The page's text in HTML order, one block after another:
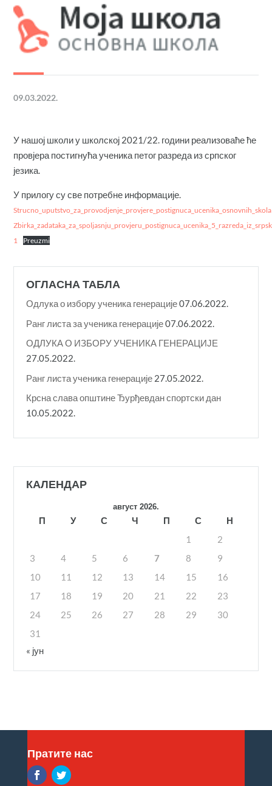
09.03.2022.
У нашој школи у школској 2021/22. години реализоваће ће
провјера постигнућа ученика петог разреда из српског
језика.
У прилогу су све потребне информације.
Strucno_uputstvo_za_provodjenje_provjere_postignuca_ucenika_osnovnih_skola
1
Preuzmi
ОГЛАСНА ТАБЛА
Одлука о избору ученика генерације07.06.2022.
Ранг листа за ученика генерације07.06.2022.
ОДЛУКА О ИЗБОРУ УЧЕНИКА ГЕНЕРАЦИЈЕ
27.05.2022.
Ранг листа ученика генерације 27.05.2022.
Крсна слава општине Ђурђевдан спортски дан
10.05.2022.
КАЛЕНДАР
август 2026.
П У С Ч П С
Н
1
2
3
4 5 6 7 8
9
10
11 12 13 14 15
16
17
18 19 20 21 22
23
24
25 26 27 28 29
30
31
« јун
Пратите нас